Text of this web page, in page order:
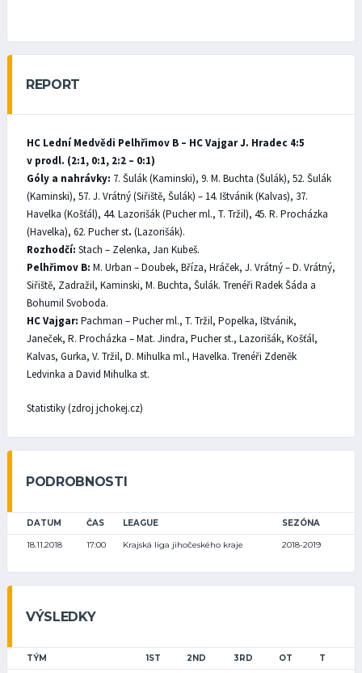
REPORT
HC Lední Medvědi Pelhřimov B – HC Vajgar J. Hradec 4:5
v prodl. (2:1, 0:1, 2:2 – 0:1)
Góly a nahrávky: 7. Šulák (Kaminski), 9. M. Buchta (Šulák), 52. Šulák
(Kaminski), 57. J. Vrátný (Siřiště, Šulák) – 14. Ištvánik (Kalvas), 37.
Havelka (Košťál), 44. Lazorišák (Pucher ml., T. Tržil), 45. R. Procházka
(Havelka), 62. Pucher st. (Lazorišák).
Rozhodčí: Stach – Zelenka, Jan Kubeš.
Pelhřimov B: M. Urban – Doubek, Bříza, Hráček, J. Vrátný – D. Vrátný,
Siřiště, Zadražil, Kaminski, M. Buchta, Šulák. Trenéři Radek Šáda a
Bohumil Svoboda.
HC Vajgar: Pachman – Pucher ml., T. Tržil, Popelka, Ištvánik,
Janeček, R. Procházka – Mat. Jindra, Pucher st., Lazorišák, Košťál,
Kalvas, Gurka, V. Tržil, D. Mihulka ml., Havelka. Trenéři Zdeněk
Ledvinka a David Mihulka st.
Statistiky (zdroj jchokej.cz)
PODROBNOSTI
DATUM ČAS LEAGUE SEZÓNA
18.11.2018 17:00 Krajská liga jihočeského kraje 2018-2019
VÝSLEDKY
TÝM 1ST 2ND 3RD OT T